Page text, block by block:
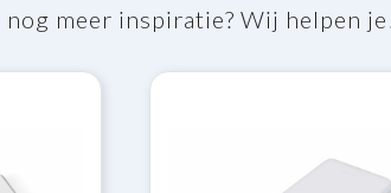
nog meer inspiratie? Wij helpen